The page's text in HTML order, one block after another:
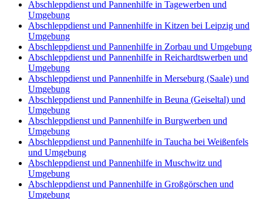
Abschleppdienst und Pannenhilfe in Tagewerben und
Umgebung
Abschleppdienst und Pannenhilfe in Kitzen bei Leipzig und
Umgebung
Abschleppdienst und Pannenhilfe in Zorbau und Umgebung
Abschleppdienst und Pannenhilfe in Reichardtswerben und
Umgebung
Abschleppdienst und Pannenhilfe in Merseburg (Saale) und
Umgebung
Abschleppdienst und Pannenhilfe in Beuna (Geiseltal) und
Umgebung
Abschleppdienst und Pannenhilfe in Burgwerben und
Umgebung
Abschleppdienst und Pannenhilfe in Taucha bei Weißenfels
und Umgebung
Abschleppdienst und Pannenhilfe in Muschwitz und
Umgebung
Abschleppdienst und Pannenhilfe in Großgörschen und
Umgebung